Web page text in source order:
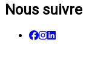
Nous suivre